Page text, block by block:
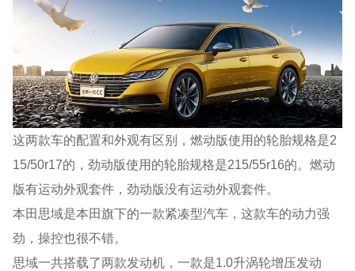
这两款车的配置和外观有区别，燃动版使用的轮胎规格是2
15/50r17的，劲动版使用的轮胎规格是215/55r16的。燃动
版有运动外观套件，劲动版没有运动外观套件。
本田思域是本田旗下的一款紧凑型汽车，这款车的动力强
劲，操控也很不错。
思域一共搭载了两款发动机，一款是1.0升涡轮增压发动